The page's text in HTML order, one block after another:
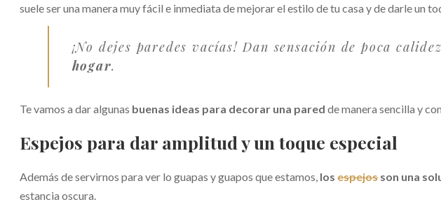
suele ser una manera muy fácil e inmediata de mejorar el estilo de tu casa y de darle un
¡No dejes paredes vacías! Dan sensación de poca
hogar.
Te vamos a dar algunas buenas ideas para decorar una pared de manera sencilla y
Espejos para dar amplitud y un toque especial
Además de servirnos para ver lo guapas y guapos que estamos, losespejosson una
estancia oscura.